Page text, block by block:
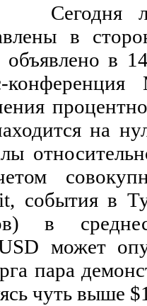
в
объявлено в
на
события в
в
может
пара
чуть выше